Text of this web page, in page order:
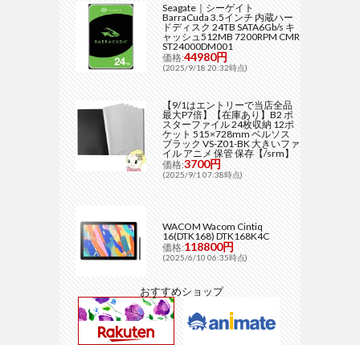
Seagate｜シーゲイト
BarraCuda 3.5インチ 内蔵ハー
ドディスク 24TB SATA6Gb/s キ
ャッシュ512MB 7200RPM CMR
ST24000DM001
価格:44980円
(2025/9/18 20:32時点)
【9/1はエントリーで当店全品
最大P7倍】【在庫あり】B2 ポ
スターファイル 24枚収納 12ポ
ケット 515×728mm ベルソス
ブラック VS-Z01-BK 大きいファ
イル アニメ 保管 保存【/srm】
価格:3700円
(2025/9/1 07:38時点)
WACOM Wacom Cintiq
16(DTK168) DTK168K4C
価格:118800円
(2025/6/10 06:35時点)
おすすめショップ